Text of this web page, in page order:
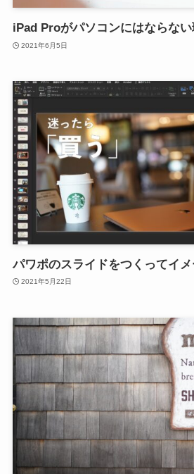
iPad Proがパソコンにはならない
2021年6月5日
パワポのスライドをつくってイメ
2021年5月22日